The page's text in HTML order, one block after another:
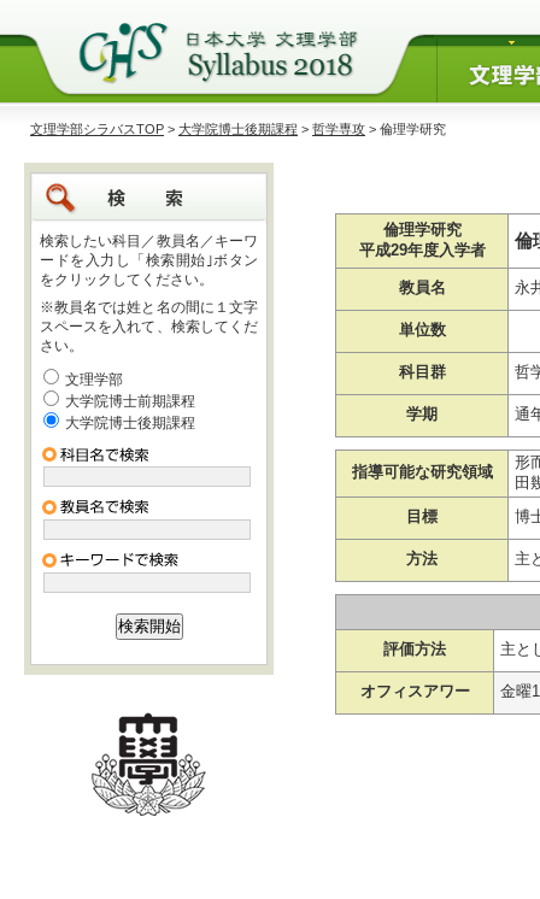
文理学部シラバスTOP > 大学院博士後期課程 > 哲学専攻 > 倫理学研究
検索したい科目／教員名／キーワ
ードを入力し「検索開始｣ボタン
をクリックしてください。
※教員名では姓と名の間に１文字
スペースを入れて、検索してくだ
さい。
文理学部
大学院博士前期課程
大学院博士後期課程
倫理学研究
平成29年度入学者
倫
教員名 永
単位数
科目群 哲
学期 通
指導可能な研究領域
形
田
目標
博
方法 主
評価方法 主と
オフィスアワー 金曜